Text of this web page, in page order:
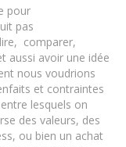
pour
pas
comparer,
aussi avoir une idée
nous voudrions
et contraintes
lesquels on
des valeurs, des
ou bien un achat